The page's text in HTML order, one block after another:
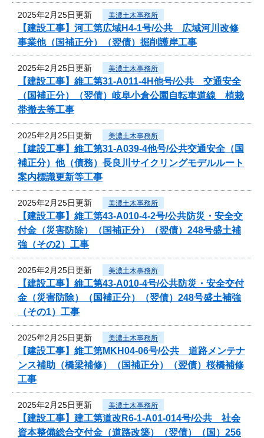
2025年2月25日更新 美濃土木事務所
【建設工事】河工第広域H4-1号/公共 広域河川改修
事業他（国補正分）（翌債）掘削護岸工事
2025年2月25日更新 美濃土木事務所
【建設工事】維工第31-A011-4H他号/公共 交通安全
（国補正分）（翌債）岐阜小倉公園自転車道線 植栽
帯撤去等工事
2025年2月25日更新 美濃土木事務所
【建設工事】維工第31-A039-4他号/公共交通安全（国
補正分）他（債務）長良川サイクリングモデルルート
案内標識更新等工事
2025年2月25日更新 美濃土木事務所
【建設工事】維工第43-A010-4-2号/公共防災・安全交
付金（災害防除）（国補正分）（翌債）248号盛土補
強（その2）工事
2025年2月25日更新 美濃土木事務所
【建設工事】維工第43-A010-4号/公共防災・安全交付
金（災害防除）（国補正分）（翌債）248号盛土補強
（その1）工事
2025年2月25日更新 美濃土木事務所
【建設工事】維工第MKH04-06号/公共 道路メンテナ
ンス補助（橋梁補修）（国補正分）（翌債）桜橋補修
工事
2025年2月25日更新 美濃土木事務所
【建設工事】建工第道改R6-1-A01-014号/公共 社会
資本整備総合交付金（道路改築）（翌債）（国）256